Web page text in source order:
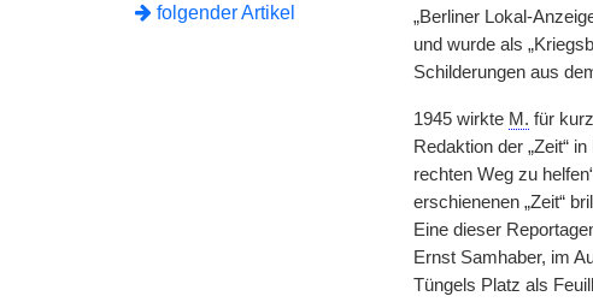
folgender Artikel
„Berliner Lokal-
und wurde als
Schilderungen aus
1945 wirkte M. für
Redaktion der „Zeit“
rechten Weg zu
erschienenen „Zeit“
Eine dieser
Ernst Samhaber, im
Tüngels Platz als